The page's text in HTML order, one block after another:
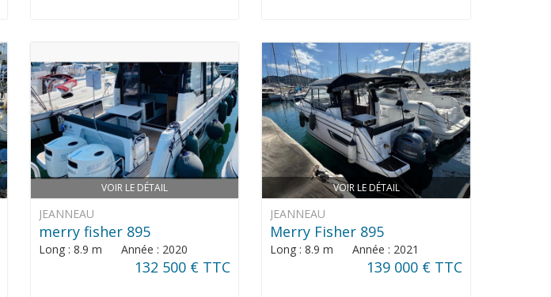
VOIR LE DÉTAIL
JEANNEAU
merry fisher 895
Long : 8.9 m Année : 2020
132 500 € TTC
VOIR LE DÉTAIL
JEANNEAU
Merry Fisher 895
Long : 8.9 m Année : 2021
139 000 € TTC